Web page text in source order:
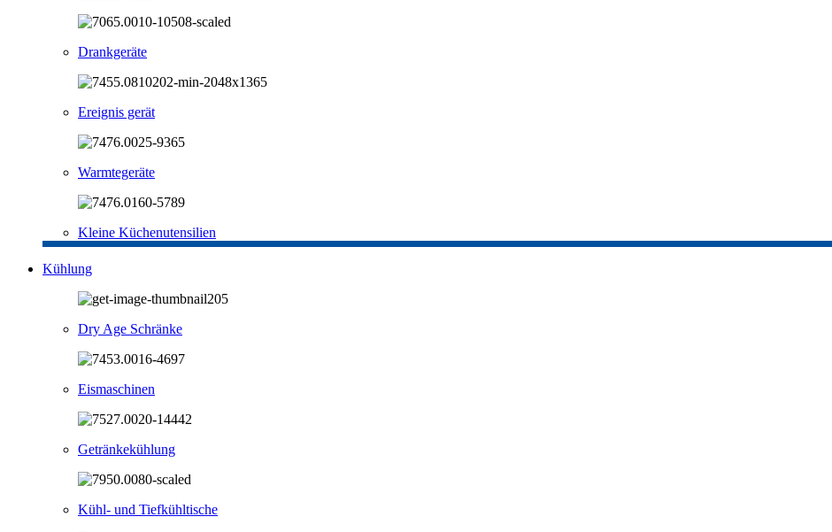
Drankgeräte
Ereignis gerät
Warmtegeräte
Kleine Küchenutensilien
Kühlung
Dry Age Schränke
Eismaschinen
Getränkekühlung
Kühl- und Tiefkühltische